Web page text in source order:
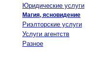
Юридические услуги
Магия, ясновидение
Риэлторские услуги
Услуги агентств
Разное